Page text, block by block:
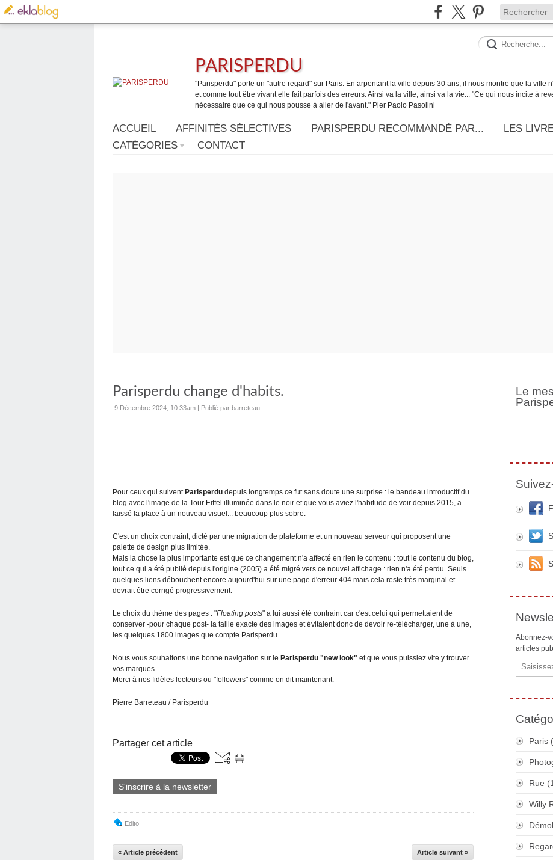
PARISPERDU
"Parisperdu" porte un "autre regard" sur Paris. En arpentant la ville depuis 30 ans, il nous montre que la ville
et comme tout être vivant elle fait parfois des erreurs. Ainsi va la ville, ainsi va la vie... "Ce qui nous incite à
nécessaire que ce qui nous pousse à aller de l'avant." Pier Paolo Pasolini
ACCUEIL AFFINITÉS SÉLECTIVES PARISPERDU RECOMMANDÉ PAR...
LES
CATÉGORIES
CONTACT
Parisperdu change d'habits.
9 Décembre 2024, 10:33am | Publié par barreteau
Pour ceux qui suivent Parisperdu depuis longtemps ce fut sans doute une surprise : le bandeau introductif du
blog avec l'image de la Tour Eiffel illuminée dans le noir et que vous aviez l'habitude de voir depuis 2015, a
laissé la place à un nouveau visuel... beaucoup plus sobre.
C'est un choix contraint, dicté par une migration de plateforme et un nouveau serveur qui proposent une
palette de design plus limitée.
Mais la chose la plus importante est que ce changement n'a affecté en rien le contenu : tout le contenu du blog,
tout ce qui a été publié depuis l'origine (2005) a été migré vers ce nouvel affichage : rien n'a été perdu. Seuls
quelques liens débouchent encore aujourd'hui sur une page d'erreur 404 mais cela reste très marginal et
devrait être corrigé progressivement.
Le choix du thème des pages : "Floating posts" a lui aussi été contraint car c'est celui qui permettaient de
conserver -pour chaque post- la taille exacte des images et évitaient donc de devoir re-télécharger, une à une,
les quelques 1800 images que compte Parisperdu.
Nous vous souhaitons une bonne navigation sur le Parisperdu "new look" et que vous puissiez vite y trouver
vos marques.
Merci à nos fidèles lecteurs ou "followers" comme on dit maintenant.
Pierre Barreteau / Parisperdu
Partager cet article
S'inscrire à la newsletter
Edito
« Article précédent Article suivant »
Le
Abonnez-
articles
Email
Paris
Rue
Willy